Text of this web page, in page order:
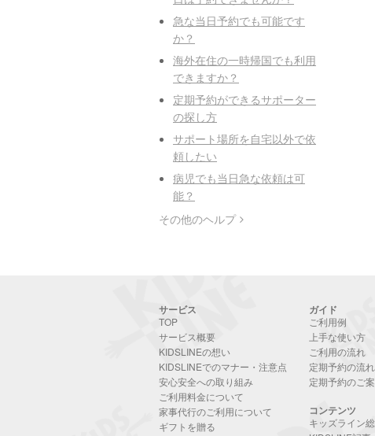
急な当日予約でも可能です
か？
海外在住の一時帰国でも利用
できますか？
定期予約ができるサポーター
の探し方
サポート場所を自宅以外で依
頼したい
病児でも当日急な依頼は可
能？
その他のヘルプ
サービス
TOP
サービス概要
KIDSLINEの想い
KIDSLINEでのマナー・注意点
安心安全への取り組み
ご利用料金について
家事代行のご利用について
ギフトを贈る
ガイド
ご利用例
上手な使い方
ご利用の流れ
定期予約の流れ
定期予約のご
コンテンツ
キッズライン